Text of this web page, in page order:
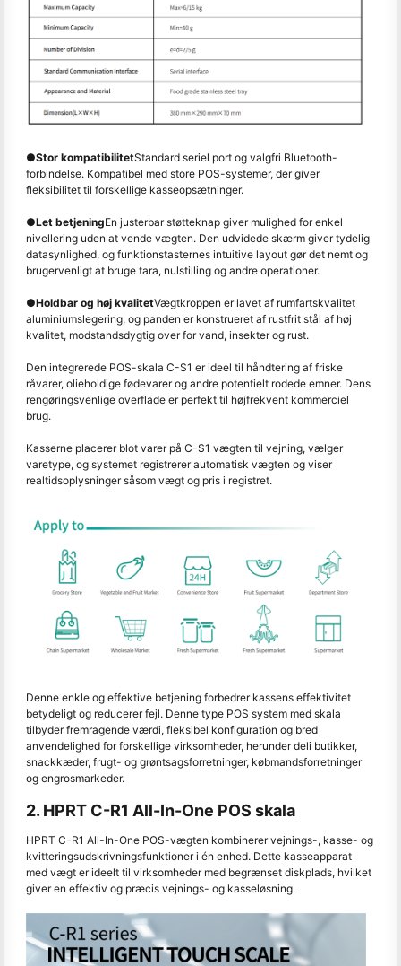
●Stor kompatibilitetStandard seriel port og valgfri Bluetooth-
forbindelse. Kompatibel med store POS-systemer, der giver
fleksibilitet til forskellige kasseopsætninger.
●Let betjeningEn justerbar støtteknap giver mulighed for enkel
nivellering uden at vende vægten. Den udvidede skærm giver tydelig
datasynlighed, og funktionstasternes intuitive layout gør det nemt og
brugervenligt at bruge tara, nulstilling og andre operationer.
●Holdbar og høj kvalitetVægtkroppen er lavet af rumfartskvalitet
aluminiumslegering, og panden er konstrueret af rustfrit stål af høj
kvalitet, modstandsdygtig over for vand, insekter og rust.
Den integrerede POS-skala C-S1 er ideel til håndtering af friske
råvarer, olieholdige fødevarer og andre potentielt rodede emner. Dens
rengøringsvenlige overflade er perfekt til højfrekvent kommerciel
brug.
Kasserne placerer blot varer på C-S1 vægten til vejning, vælger
varetype, og systemet registrerer automatisk vægten og viser
realtidsoplysninger såsom vægt og pris i registret.
Denne enkle og effektive betjening forbedrer kassens effektivitet
betydeligt og reducerer fejl. Denne type POS system med skala
tilbyder fremragende værdi, fleksibel konfiguration og bred
anvendelighed for forskellige virksomheder, herunder deli butikker,
snackkæder, frugt- og grøntsagsforretninger, købmandsforretninger
og engrosmarkeder.
2. HPRT C-R1 All-In-One POS skala
HPRT C-R1 All-In-One POS-vægten kombinerer vejnings-, kasse- og
kvitteringsudskrivningsfunktioner i én enhed. Dette kasseapparat
med vægt er ideelt til virksomheder med begrænset diskplads, hvilket
giver en effektiv og præcis vejnings- og kasseløsning.